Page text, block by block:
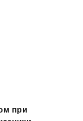
при